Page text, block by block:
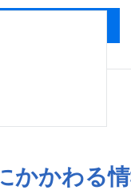
かかわる